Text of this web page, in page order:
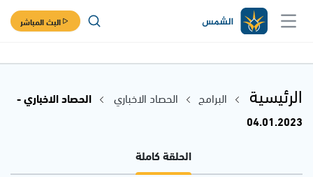
البث المباشر
الرئيسية البرامج الحصاد الاخباري
الحصاد الاخباري -
04.01.2023
الحلقة كاملة